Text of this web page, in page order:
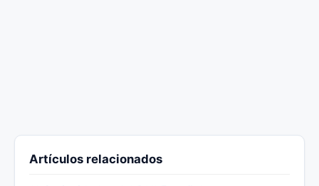
Artículos relacionados